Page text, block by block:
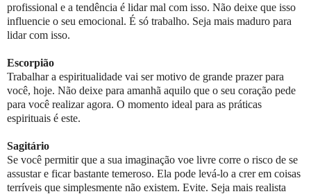
profissional e a tendência é lidar mal com isso. Não deixe que isso
influencie o seu emocional. É só trabalho. Seja mais maduro para
lidar com isso.
Escorpião
Trabalhar a espiritualidade vai ser motivo de grande prazer para
você, hoje. Não deixe para amanhã aquilo que o seu coração pede
para você realizar agora. O momento ideal para as práticas
espirituais é este.
Sagitário
Se você permitir que a sua imaginação voe livre corre o risco de se
assustar e ficar bastante temeroso. Ela pode levá-lo a crer em coisas
terríveis que simplesmente não existem. Evite. Seja mais realista